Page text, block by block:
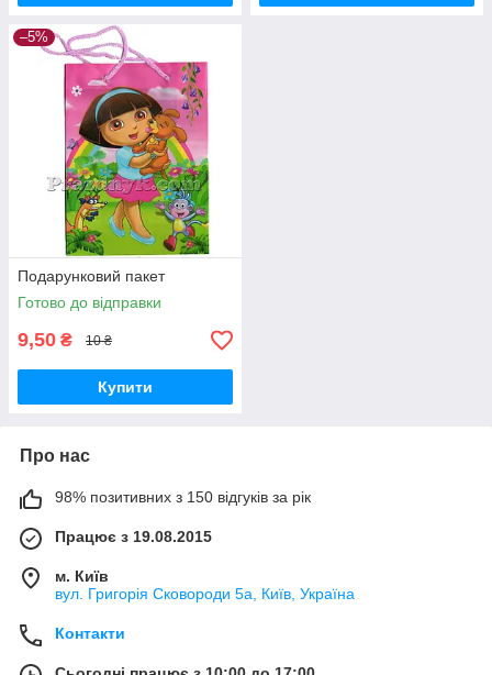
–5%
Подарунковий пакет
Готово до відправки
9,50 ₴ 10 ₴
Купити
Про нас
98% позитивних з 150 відгуків за рік
Працює з 19.08.2015
м. Київ
вул. Григорія Сковороди 5а, Київ, Україна
Контакти